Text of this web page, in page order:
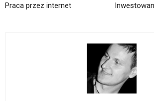
Praca przez internet